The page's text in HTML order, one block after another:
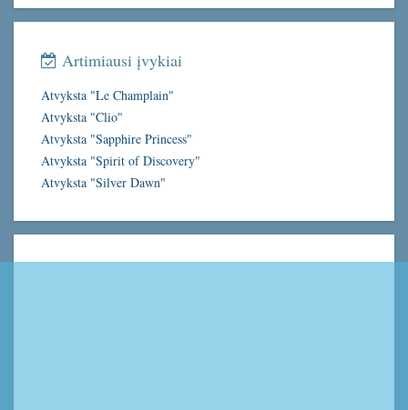
Artimiausi įvykiai
Atvyksta "Le Champlain"
Atvyksta "Clio"
Atvyksta "Sapphire Princess"
Atvyksta "Spirit of Discovery"
Atvyksta "Silver Dawn"